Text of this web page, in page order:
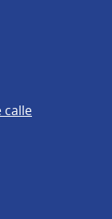
calle